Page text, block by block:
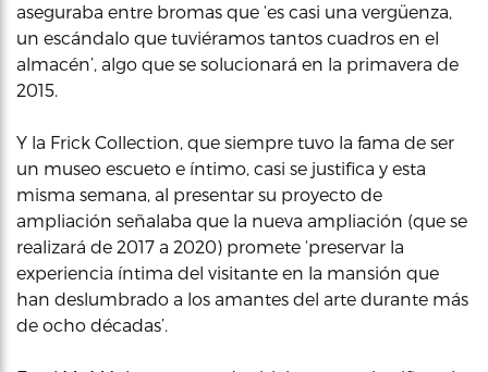
aseguraba entre bromas que ‘es casi una vergüenza,
un escándalo que tuviéramos tantos cuadros en el
almacén’, algo que se solucionará en la primavera de
2015.
Y la Frick Collection, que siempre tuvo la fama de ser
un museo escueto e íntimo, casi se justifica y esta
misma semana, al presentar su proyecto de
ampliación señalaba que la nueva ampliación (que se
realizará de 2017 a 2020) promete ‘preservar la
experiencia íntima del visitante en la mansión que
han deslumbrado a los amantes del arte durante más
de ocho décadas’.